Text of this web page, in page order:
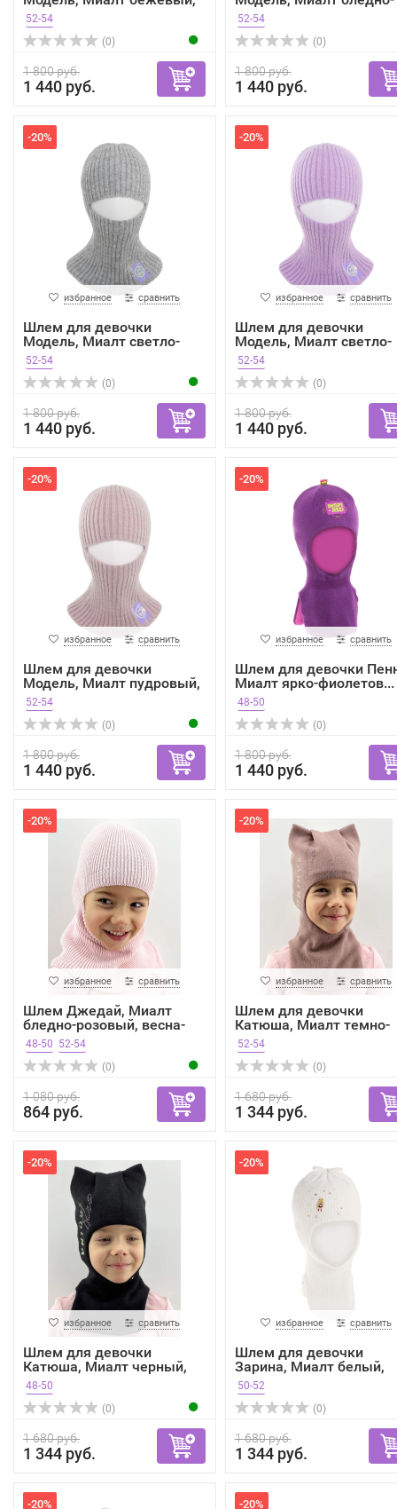
вес...
52-54
(0)
1 800 руб.
1 440 руб.
розов...
52-54
(0)
1 800 руб.
1 440 руб.
-20%
избранное сравнить
Шлем для девочки
Модель, Миалт светло-
серый...
52-54
(0)
1 800 руб.
1 440 руб.
-20%
избранное сравнить
Шлем для девочки
Модель, Миалт светло-
сирен...
52-54
(0)
1 800 руб.
1 440 руб.
-20%
избранное сравнить
Шлем для девочки
Модель, Миалт пудровый,
ве...
52-54
(0)
1 800 руб.
1 440 руб.
-20%
избранное сравнить
Шлем для девочки
Миалт ярко-фиолетов...
48-50
(0)
1 800 руб.
1 440 руб.
-20%
избранное сравнить
Шлем Джедай, Миалт
бледно-розовый, весна-
осень
48-50 52-54
(0)
1 080 руб.
864 руб.
-20%
избранное сравнить
Шлем для девочки
Катюша, Миалт темно-
бежевы...
52-54
(0)
1 680 руб.
1 344 руб.
-20%
избранное сравнить
Шлем для девочки
Катюша, Миалт черный,
весн...
48-50
(0)
1 680 руб.
1 344 руб.
-20%
избранное сравнить
Шлем для девочки
Зарина, Миалт белый,
весна...
50-52
(0)
1 680 руб.
1 344 руб.
-20% -20%